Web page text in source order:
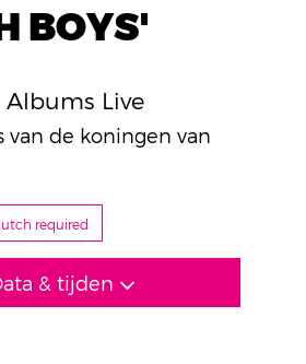
BOYS'
Albums Live
van de koningen van
required
& tijden